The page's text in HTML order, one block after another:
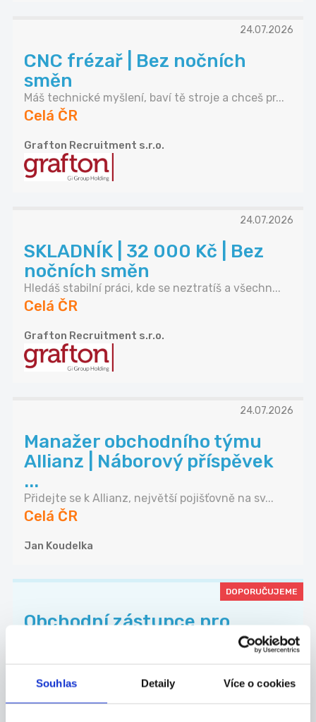
Souhlas Detaily Více o cookies
24.07.2026
CNC frézař | Bez nočních
směn
Máš technické myšlení, baví tě stroje a chceš pr...
Celá ČR
Grafton Recruitment s.r.o.
24.07.2026
SKLADNÍK | 32 000 Kč | Bez
nočních směn
Hledáš stabilní práci, kde se neztratíš a všechn...
Celá ČR
Grafton Recruitment s.r.o.
24.07.2026
Manažer obchodního týmu
Allianz | Náborový příspěvek
...
Přidejte se k Allianz, největší pojišťovně na sv...
Celá ČR
Jan Koudelka
DOPORUČUJEME
Obchodní zástupce pro
Celá ČR